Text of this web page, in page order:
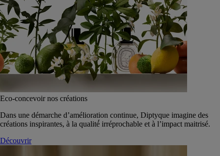
Eco-concevoir nos créations
Dans une démarche d’amélioration continue, Diptyque imagine des
créations inspirantes, à la qualité́ irréprochable et à l’impact maitrisé.
Découvrir